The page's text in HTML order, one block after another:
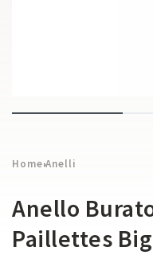
Home›Anelli
Anello
Paillettes